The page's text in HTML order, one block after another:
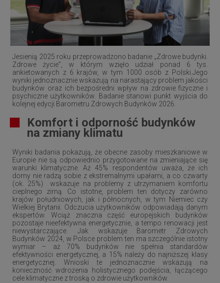
Jesienią 2025 roku przeprowadzono badanie „Zdrowe budynki​.
Zdrowe życie”, w którym wzięło udział ponad 6 tys.
ankietowanych z 6 krajów, w tym 1000 osób z Polski.Jego
wyniki jednoznacznie wskazują na narastający problem jakości
budynków oraz ich bezpośredni wpływ na zdrowie fizyczne i
psychiczne użytkowników. Badanie stanowi punkt wyjścia do
kolejnej edycji Barometru Zdrowych Budynków 2026.
Komfort i odporność budynków
na zmiany klimatu
Wyniki badania pokazują, że obecne zasoby mieszkaniowe w
Europie nie są odpowiednio przygotowane na zmieniające się
warunki klimatyczne. Aż 45% respondentów uważa, że ich
domy nie radzą sobie z ekstremalnymi upałami, a co czwarty
(ok. 25%) wskazuje na problemy z utrzymaniem komfortu
cieplnego zimą. Co istotne, problem ten dotyczy zarówno
krajów południowych, jak i północnych, w tym Niemiec czy
Wielkiej Brytanii. Odczucia użytkowników odpowiadają danym
ekspertów. Wciąż znaczna część europejskich budynków
pozostaje nieefektywna energetycznie, a tempo renowacji jest
niewystarczające. Jak wskazuje Barometr Zdrowych
Budynków 2024, w Polsce problem ten ma szczególnie istotny
wymiar – aż 70% budynków nie spełnia standardów
efektywności energetycznej, a 15% należy do najniższej klasy
energetycznej. Wnioski te jednoznacznie wskazują na
konieczność wdrożenia holistycznego podejścia, łączącego
cele klimatyczne z troską o zdrowie użytkowników.